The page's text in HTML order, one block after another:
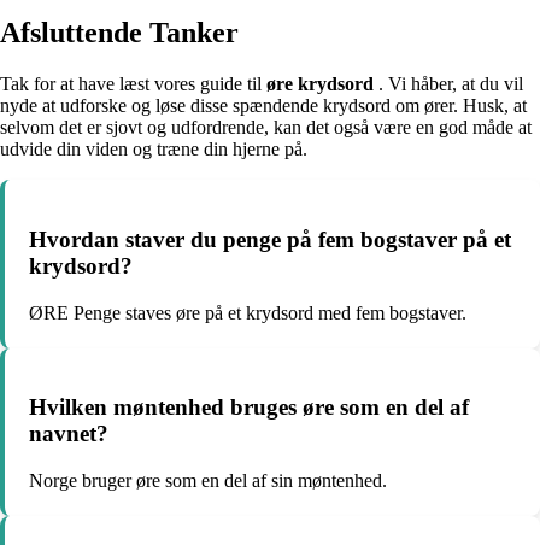
Afsluttende Tanker
Tak for at have læst vores guide til øre krydsord . Vi håber, at du vil
nyde at udforske og løse disse spændende krydsord om ører. Husk, at
selvom det er sjovt og udfordrende, kan det også være en god måde at
udvide din viden og træne din hjerne på.
Hvordan staver du penge på fem bogstaver på et
krydsord?
ØRE Penge staves øre på et krydsord med fem bogstaver.
Hvilken møntenhed bruges øre som en del af
navnet?
Norge bruger øre som en del af sin møntenhed.